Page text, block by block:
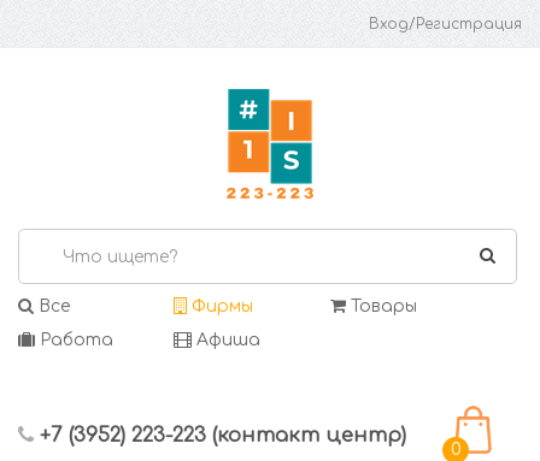
Вход/Регистрация
Все Фирмы
Товары
Работа
Афиша
+7 (3952) 223-223 (контакт центр)
0